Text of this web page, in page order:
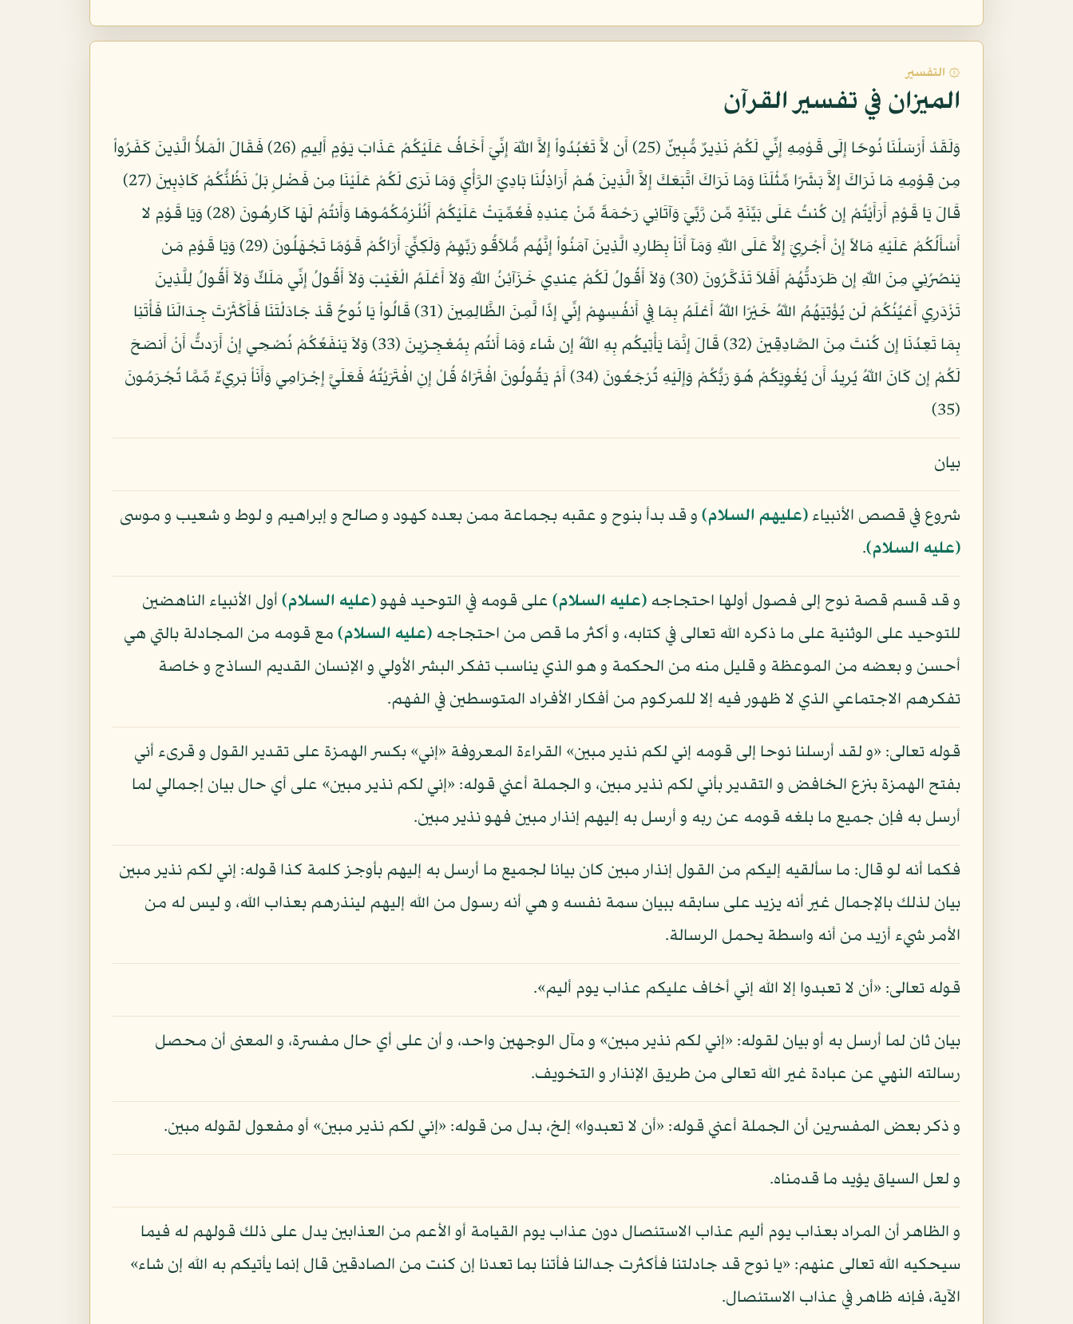
۞ التفسير
الميزان في تفسير القرآن
وَلَقَدْ أَرْسَلْنَا نُوحًا إِلَى قَوْمِهِ إِنِّي لَكُمْ نَذِيرٌ مُّبِينٌ (25) أَن لاَّ تَعْبُدُواْ إِلاَّ اللّهَ إِنِّيَ أَخَافُ عَلَيْكُمْ عَذَابَ يَوْمٍ أَلِيمٍ (26) فَقَالَ الْمَلأُ الَّذِينَ كَفَرُواْ
مِن قِوْمِهِ مَا نَرَاكَ إِلاَّ بَشَرًا مِّثْلَنَا وَمَا نَرَاكَ اتَّبَعَكَ إِلاَّ الَّذِينَ هُمْ أَرَاذِلُنَا بَادِيَ الرَّأْيِ وَمَا نَرَى لَكُمْ عَلَيْنَا مِن فَضْلٍ بَلْ نَظُنُّكُمْ كَاذِبِينَ (27)
قَالَ يَا قَوْمِ أَرَأَيْتُمْ إِن كُنتُ عَلَى بَيِّنَةٍ مِّن رَّبِّيَ وَآتَانِي رَحْمَةً مِّنْ عِندِهِ فَعُمِّيَتْ عَلَيْكُمْ أَنُلْزِمُكُمُوهَا وَأَنتُمْ لَهَا كَارِهُونَ (28) وَيَا قَوْمِ لا
أَسْأَلُكُمْ عَلَيْهِ مَالاً إِنْ أَجْرِيَ إِلاَّ عَلَى اللّهِ وَمَآ أَنَاْ بِطَارِدِ الَّذِينَ آمَنُواْ إِنَّهُم مُّلاَقُو رَبِّهِمْ وَلَكِنِّيَ أَرَاكُمْ قَوْمًا تَجْهَلُونَ (29) وَيَا قَوْمِ مَن
يَنصُرُنِي مِنَ اللّهِ إِن طَرَدتُّهُمْ أَفَلاَ تَذَكَّرُونَ (30) وَلاَ أَقُولُ لَكُمْ عِندِي خَزَآئِنُ اللّهِ وَلاَ أَعْلَمُ الْغَيْبَ وَلاَ أَقُولُ إِنِّي مَلَكٌ وَلاَ أَقُولُ لِلَّذِينَ
تَزْدَرِي أَعْيُنُكُمْ لَن يُؤْتِيَهُمُ اللّهُ خَيْرًا اللّهُ أَعْلَمُ بِمَا فِي أَنفُسِهِمْ إِنِّي إِذًا لَّمِنَ الظَّالِمِينَ (31) قَالُواْ يَا نُوحُ قَدْ جَادَلْتَنَا فَأَكْثَرْتَ جِدَالَنَا فَأْتَنِا
بِمَا تَعِدُنَا إِن كُنتَ مِنَ الصَّادِقِينَ (32) قَالَ إِنَّمَا يَأْتِيكُم بِهِ اللّهُ إِن شَاء وَمَا أَنتُم بِمُعْجِزِينَ (33) وَلاَ يَنفَعُكُمْ نُصْحِي إِنْ أَرَدتُّ أَنْ أَنصَحَ
لَكُمْ إِن كَانَ اللّهُ يُرِيدُ أَن يُغْوِيَكُمْ هُوَ رَبُّكُمْ وَإِلَيْهِ تُرْجَعُونَ (34) أَمْ يَقُولُونَ افْتَرَاهُ قُلْ إِنِ افْتَرَيْتُهُ فَعَلَيَّ إِجْرَامِي وَأَنَاْ بَرِيءٌ مِّمَّا تُجْرَمُونَ
(35)
بيان
شروع في قصص الأنبياء (عليهم السلام) و قد بدأ بنوح و عقبه بجماعة ممن بعده كهود و صالح و إبراهيم و لوط و شعيب و موسى
(عليه السلام).
و قد قسم قصة نوح إلى فصول أولها احتجاجه (عليه السلام) على قومه في التوحيد فهو(عليه السلام) أول الأنبياء الناهضين
للتوحيد على الوثنية على ما ذكره الله تعالى في كتابه، و أكثر ما قص من احتجاجه (عليه السلام) مع قومه من المجادلة بالتي هي
أحسن و بعضه من الموعظة و قليل منه من الحكمة و هو الذي يناسب تفكر البشر الأولي و الإنسان القديم الساذج و خاصة
تفكرهم الاجتماعي الذي لا ظهور فيه إلا للمركوم من أفكار الأفراد المتوسطين في الفهم.
قوله تعالى: «و لقد أرسلنا نوحا إلى قومه إني لكم نذير مبين» القراءة المعروفة «إني» بكسر الهمزة على تقدير القول و قرىء أني
بفتح الهمزة بنزع الخافض و التقدير بأني لكم نذير مبين، و الجملة أعني قوله: «إني لكم نذير مبين» على أي حال بيان إجمالي لما
أرسل به فإن جميع ما بلغه قومه عن ربه و أرسل به إليهم إنذار مبين فهو نذير مبين.
فكما أنه لو قال: ما سألقيه إليكم من القول إنذار مبين كان بيانا لجميع ما أرسل به إليهم بأوجز كلمة كذا قوله: إني لكم نذير مبين
بيان لذلك بالإجمال غير أنه يزيد على سابقه ببيان سمة نفسه و هي أنه رسول من الله إليهم لينذرهم بعذاب الله، و ليس له من
الأمر شيء أزيد من أنه واسطة يحمل الرسالة.
قوله تعالى: «أن لا تعبدوا إلا الله إني أخاف عليكم عذاب يوم أليم».
بيان ثان لما أرسل به أو بيان لقوله: «إني لكم نذير مبين» و مآل الوجهين واحد، و أن على أي حال مفسرة، و المعنى أن محصل
رسالته النهي عن عبادة غير الله تعالى من طريق الإنذار و التخويف.
و ذكر بعض المفسرين أن الجملة أعني قوله: «أن لا تعبدوا» إلخ، بدل من قوله: «إني لكم نذير مبين» أو مفعول لقوله مبين.
و لعل السياق يؤيد ما قدمناه.
و الظاهر أن المراد بعذاب يوم أليم عذاب الاستئصال دون عذاب يوم القيامة أو الأعم من العذابين يدل على ذلك قولهم له فيما
سيحكيه الله تعالى عنهم: «يا نوح قد جادلتنا فأكثرت جدالنا فأتنا بما تعدنا إن كنت من الصادقين قال إنما يأتيكم به الله إن شاء»
الآية، فإنه ظاهر في عذاب الاستئصال.